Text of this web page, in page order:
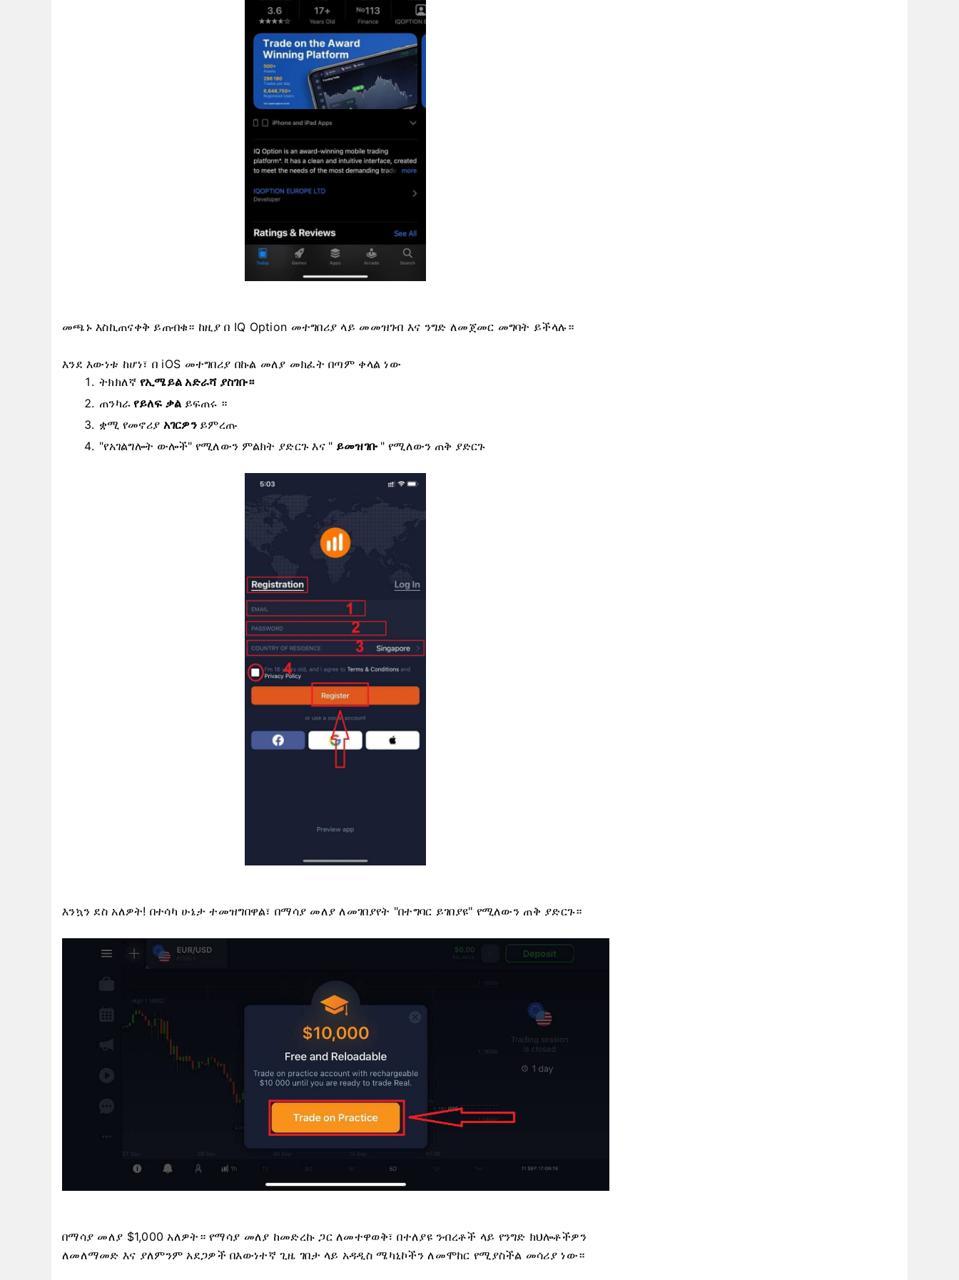
መጫኑ እስኪጠናቀቅ ይጠብቁ። ​​ከዚያ በ IQ Option መተግበሪያ ላይ መመዝገብ እና ንግድ ለመጀመር መግባት ይችላሉ።
እንደ እውነቱ ከሆነ፣ በ iOS መተግበሪያ በኩል መለያ መክፈት በጣም ቀላል ነው
ትክክለኛ የኢሜይል አድራሻ ያስገቡ።
ጠንካራየይለፍ ቃል ይፍጠሩ ።
ቋሚ የመኖሪያ አገርዎንይምረጡ
"የአገልግሎት ውሎች" የሚለውን ምልክት ያድርጉ እና " ይመዝገቡ" የሚለውን ጠቅ ያድርጉ
እንኳን ደስ አለዎት! በተሳካ ሁኔታ ተመዝግበዋል፣ በማሳያ መለያ ለመገበያየት "በተግባር ይገበያዩ" የሚለውን ጠቅ ያድርጉ።
በማሳያ መለያ $1,000 አለዎት። የማሳያ መለያ ከመድረኩ ጋር ለመተዋወቅ፣ በተለያዩ ንብረቶች ላይ የንግድ ክህሎቶችዎን
ለመለማመድ እና ያለምንም አደጋዎች በእውነተኛ ጊዜ ገበታ ላይ አዳዲስ ሜካኒኮችን ለመሞከር የሚያስችል መሳሪያ ነው።